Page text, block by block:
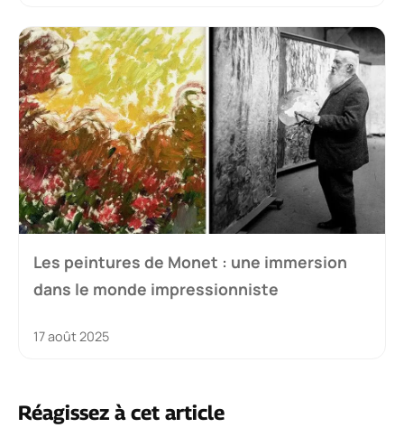
Les peintures de Monet : une immersion
dans le monde impressionniste
17 août 2025
Réagissez à cet article